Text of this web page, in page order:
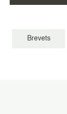
Brevets